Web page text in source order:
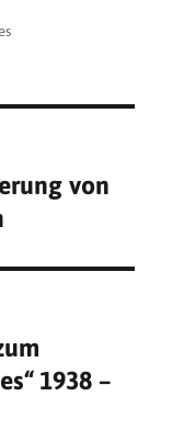
von
1938 –